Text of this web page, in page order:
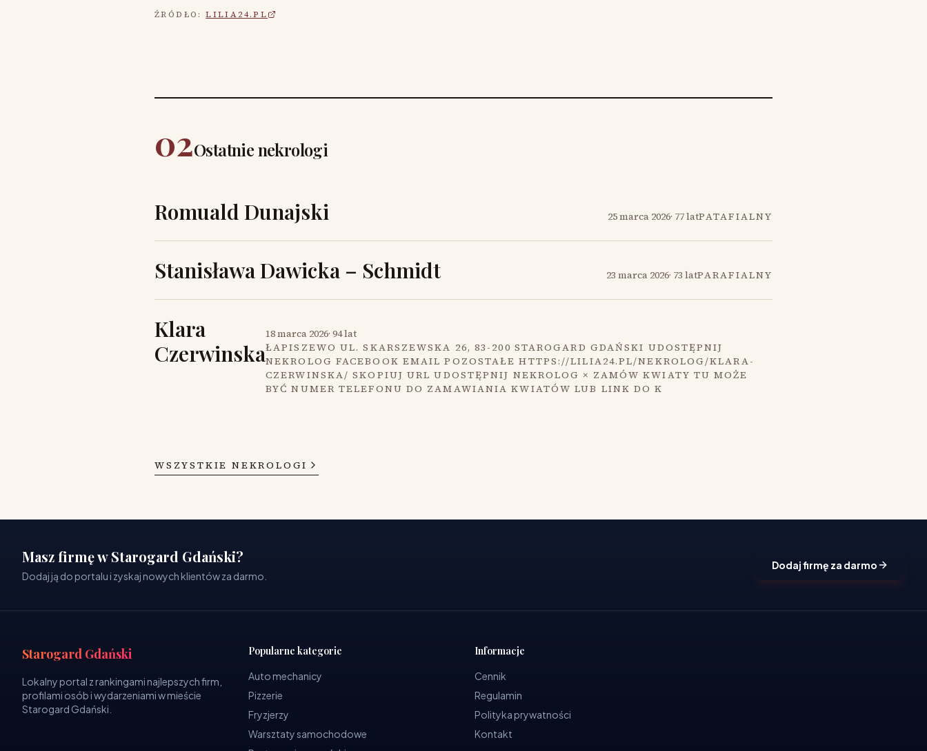
ŹRÓDŁO: LILIA24.PL
02Ostatnie nekrologi
Romuald Dunajski 25 marca 2026· 77 latPATAFIALNY
Stanisława Dawicka – Schmidt 23 marca 2026· 73 latPARAFIALNY
Klara
Czerwinska
18 marca 2026· 94 lat
ŁAPISZEWO UL. SKARSZEWSKA 26, 83-200 STAROGARD GDAŃSKI UDOSTĘPNIJ
NEKROLOG FACEBOOK EMAIL POZOSTAŁE HTTPS://LILIA24.PL/NEKROLOG/KLARA-
CZERWINSKA/ SKOPIUJ URL UDOSTĘPNIJ NEKROLOG × ZAMÓW KWIATY TU MOŻE
BYĆ NUMER TELEFONU DO ZAMAWIANIA KWIATÓW LUB LINK DO K
WSZYSTKIE NEKROLOGI
Masz firmę w Starogard Gdański?
Dodaj ją do portalu i zyskaj nowych klientów za darmo.
Dodaj firmę za darmo
Starogard Gdański
Lokalny portal z rankingami najlepszych firm,
profilami osób i wydarzeniami w mieście
Starogard Gdański.
Popularne kategorie
Auto mechanicy
Pizzerie
Fryzjerzy
Warsztaty samochodowe
Informacje
Cennik
Regulamin
Polityka prywatności
Kontakt